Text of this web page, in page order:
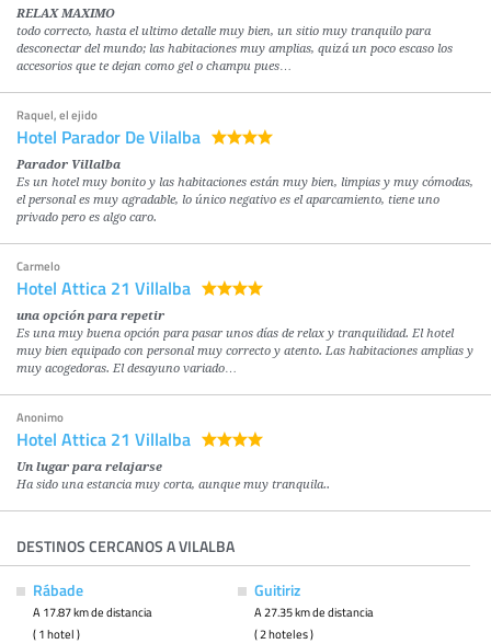
RELAX MAXIMO
todo correcto, hasta el ultimo detalle muy bien, un sitio muy tranquilo para
desconectar del mundo; las habitaciones muy amplias, quizá un poco escaso los
accesorios que te dejan como gel o champu pues…
Raquel, el ejido
Hotel Parador De Vilalba
Parador Villalba
Es un hotel muy bonito y las habitaciones están muy bien, limpias y muy cómodas,
el personal es muy agradable, lo único negativo es el aparcamiento, tiene uno
privado pero es algo caro.
Carmelo
Hotel Attica 21 Villalba
una opción para repetir
Es una muy buena opción para pasar unos días de relax y tranquilidad. El hotel
muy bien equipado con personal muy correcto y atento. Las habitaciones amplias y
muy acogedoras. El desayuno variado…
Anonimo
Hotel Attica 21 Villalba
Un lugar para relajarse
Ha sido una estancia muy corta, aunque muy tranquila..
DESTINOS CERCANOS A VILALBA
Rábade
A 17.87 km de distancia
( 1 hotel )
Guitiriz
A 27.35 km de distancia
( 2 hoteles )